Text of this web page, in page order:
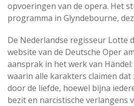
opvoeringen van de opera. Het
programma in Glyndebourne,
De Nederlandse regisseur Lotte
website van de Deutsche Oper
aansprak in het werk van
waarin alle karakters claimen dat
door de liefde, hoewel bijna
bezit en narcistische verlangens